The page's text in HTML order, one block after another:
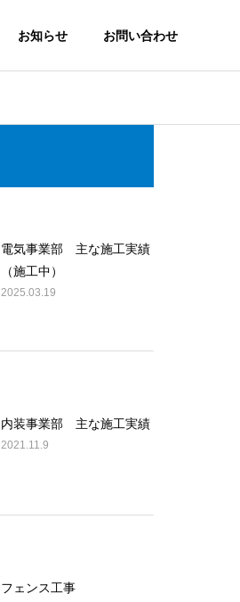
お知らせ お問い合わせ
電気事業部 主な施工実績
（施工中）
2025.03.19
内装事業部 主な施工実績
2021.11.9
フェンス工事